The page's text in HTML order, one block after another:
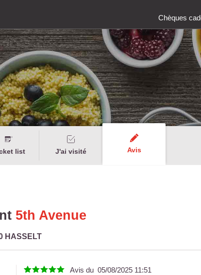
Chèques
list J'ai visité Avis
5th Avenue
HASSELT
Avis du 05/08/2025 11:51